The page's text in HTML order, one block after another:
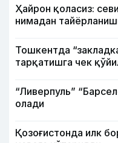
Ҳайрон қоласиз:
нимадан
Тошкентда
тарқатишга чек
“Ливерпуль”
олади
Қозоғистонда илк